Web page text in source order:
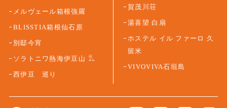
メルヴェール箱根強羅
BLISSTIA箱根仙石原
別邸今宵
ソラトニワ熱海伊豆山
西伊豆 巡り
賀茂川荘
湯喜望 白扇
ホステル イル ファーロ 久
留米
VIVOVIVA石垣島